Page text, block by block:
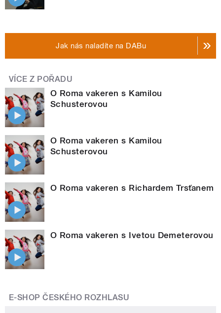
Jak nás naladíte na DABu
VÍCE Z POŘADU
O Roma vakeren s Kamilou
Schusterovou
O Roma vakeren s Kamilou
Schusterovou
O Roma vakeren s Richardem Trsťanem
O Roma vakeren s Ivetou Demeterovou
E-SHOP ČESKÉHO ROZHLASU